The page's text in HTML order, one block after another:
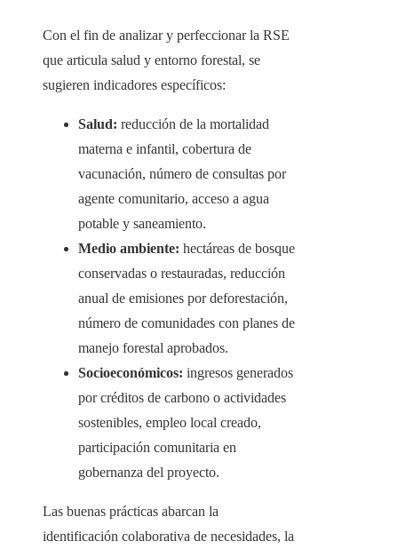
Con el fin de analizar y perfeccionar la RSE
que articula salud y entorno forestal, se
sugieren indicadores específicos:
Salud: reducción de la mortalidad
materna e infantil, cobertura de
vacunación, número de consultas por
agente comunitario, acceso a agua
potable y saneamiento.
Medio ambiente: hectáreas de bosque
conservadas o restauradas, reducción
anual de emisiones por deforestación,
número de comunidades con planes de
manejo forestal aprobados.
Socioeconómicos: ingresos generados
por créditos de carbono o actividades
sostenibles, empleo local creado,
participación comunitaria en
gobernanza del proyecto.
Las buenas prácticas abarcan la
identificación colaborativa de necesidades, la